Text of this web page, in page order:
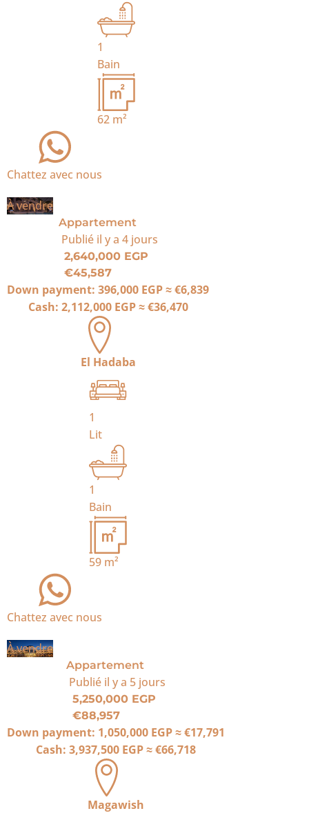
1
Bain
62m²
Chattez avec nous
À vendre
Appartement
Publié il y a 4 jours
2,640,000 EGP
€45,587
Down payment: 396,000 EGP≈€6,839
Cash: 2,112,000 EGP≈€36,470
El Hadaba
1
Lit
1
Bain
59 m²
Chattez avec nous
À vendre
Appartement
Publié il y a 5 jours
5,250,000 EGP
€88,957
Down payment: 1,050,000 EGP≈€17,791
Cash: 3,937,500 EGP≈€66,718
Magawish